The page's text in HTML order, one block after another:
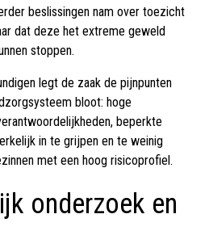
beslissingen nam over toezicht
dat deze het extreme geweld
stoppen.
legt de zaak de pijnpunten
bloot: hoge
beperkte
in te grijpen en te weinig
met een hoog risicoprofiel.
onderzoek en